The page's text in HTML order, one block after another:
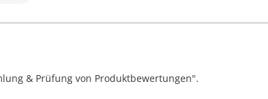
& Prüfung von Produktbewertungen".